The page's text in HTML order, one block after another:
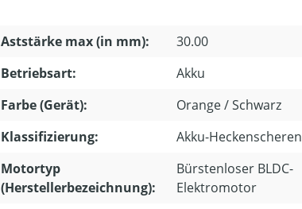
Aststärke max (in mm):
30.00
Betriebsart:
Akku
Farbe (Gerät):
Orange / Schwarz
Klassifizierung:
Akku-Heckenscheren
Motortyp
(Herstellerbezeichnung):
Bürstenloser BLDC-
Elektromotor